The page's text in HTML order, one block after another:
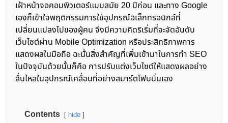
เฝ้าหน้าจอคอมพิวเตอร์แบบสมัย 20 ปีก่อน และทาง Google
เองก็เข้าใจพฤติกรรมการใช้อุปกรณ์อิเล็กทรอนิกส์ที่
เปลี่ยนแปลงไปของผู้คน จึงมีความคิดริเริ่มที่จะจัดอันดับ
เว็บไซต์ผ่าน Mobile Optimization หรือประสิทธิภาพการ
แสดงผลในมือถือ ฉะนั้นสิ่งสำคัญที่เพิ่มเข้ามาในการทำ SEO
ในปัจจุบันด้วยนั้นก็คือ การปรับแต่งเว็บไซต์ให้แสดงผลอย่าง
ลื่นไหลในอุปกรณ์เคลื่อนที่อย่างสมาร์ตโฟนนั่นเอง
Contents hide